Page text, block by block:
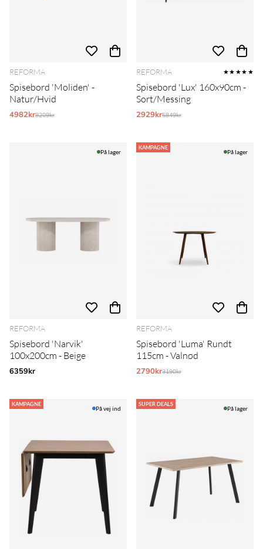
REFORMA
Spisebord 'Moliden' -
Natur/Hvid
4982krNormalpris:
8209kr
REFORMA ★★★★★
Spisebord 'Lux' 160x90cm -
Sort/Messing
2929krNormalpris:
5849kr
På lager
REFORMA
Spisebord 'Narvik'
100x200cm - Beige
6359kr
KAMPAGNE
På lager
REFORMA
Spisebord 'Luma' Rundt
115cm - Valnød
2790krNormalpris:
3190kr
KAMPAGNE
På vej ind
SUPER DEALS
På lager